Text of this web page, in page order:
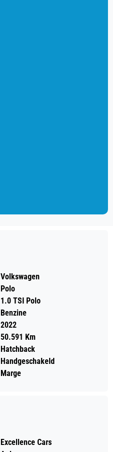
Volkswagen
Polo
1.0 TSI Polo
Benzine
2022
50.591 Km
Hatchback
Handgeschakeld
Marge
Excellence Cars